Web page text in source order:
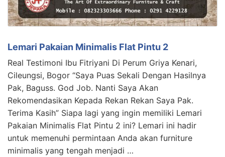
Lemari Pakaian Minimalis Flat Pintu 2
Real Testimoni Ibu Fitriyani Di Perum Griya Kenari,
Cileungsi, Bogor “Saya Puas Sekali Dengan Hasilnya
Pak, Baguss. God Job. Nanti Saya Akan
Rekomendasikan Kepada Rekan Rekan Saya Pak.
Terima Kasih” Siapa lagi yang ingin memiliki Lemari
Pakaian Minimalis Flat Pintu 2 ini? Lemari ini hadir
untuk memenuhi permintaan Anda akan furniture
minimalis yang tengah menjadi …